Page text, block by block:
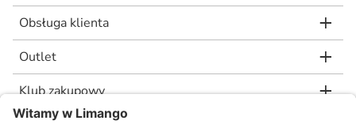
Obsługa klienta
Outlet
Klub zakupowy